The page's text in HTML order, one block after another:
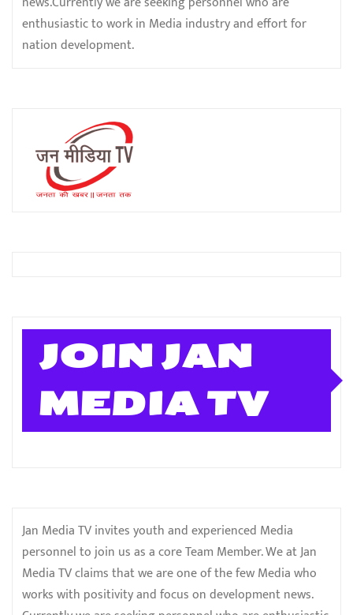
enthusiastic to work in Media industry and effort for
nation development.
JOIN JAN
MEDIA TV
Jan Media TV invites youth and experienced Media
personnel to join us as a core Team Member. We at Jan
Media TV claims that we are one of the few Media who
works with positivity and focus on development news.